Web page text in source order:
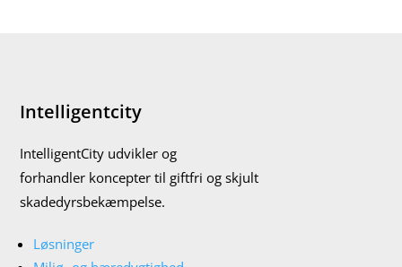
Intelligentcity
IntelligentCity udvikler og
forhandler koncepter til giftfri og skjult
skadedyrsbekæmpelse.
Løsninger